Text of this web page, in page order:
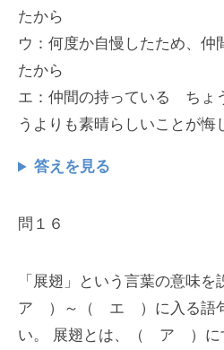
たから
ウ：何度か自慢したため、仲
たから
エ：仲間の持っている ちょ
うよりも素晴らしいことが悔
答えを見る
問１６
「展翅」という言葉の意味
ア ）～（ エ ）に入る語句
い。 展翅とは、（ ア ）